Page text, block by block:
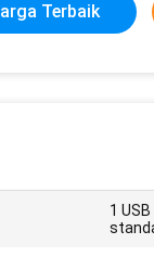
Terbaik
1